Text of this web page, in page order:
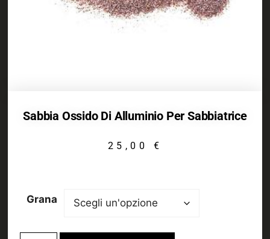
Sabbia Ossido Di Alluminio Per Sabbiatrice
25,00 €
Grana